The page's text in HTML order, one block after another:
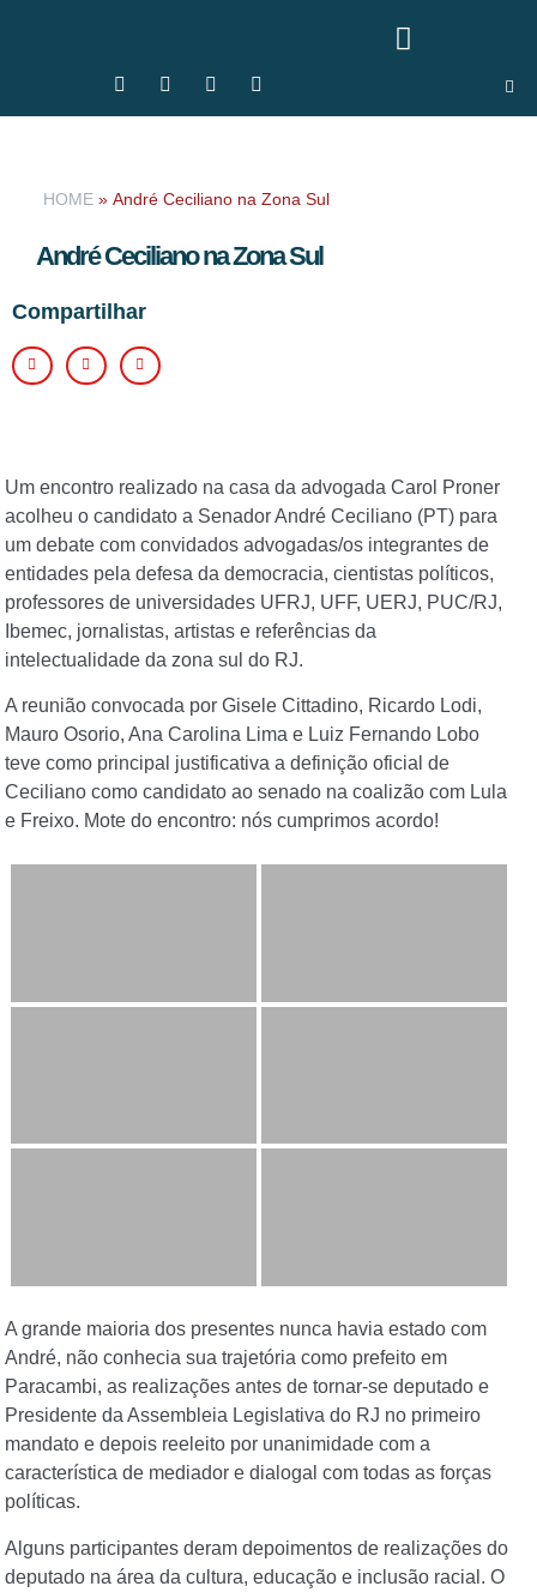
HOME » André Ceciliano na Zona Sul
André Ceciliano na Zona Sul
Compartilhar
Um encontro realizado na casa da advogada Carol Proner
acolheu o candidato a Senador André Ceciliano (PT) para
um debate com convidados advogadas/os integrantes de
entidades pela defesa da democracia, cientistas políticos,
professores de universidades UFRJ, UFF, UERJ, PUC/RJ,
Ibemec, jornalistas, artistas e referências da
intelectualidade da zona sul do RJ.
A reunião convocada por Gisele Cittadino, Ricardo Lodi,
Mauro Osorio, Ana Carolina Lima e Luiz Fernando Lobo
teve como principal justificativa a definição oficial de
Ceciliano como candidato ao senado na coalizão com Lula
e Freixo. Mote do encontro: nós cumprimos acordo!
A grande maioria dos presentes nunca havia estado com
André, não conhecia sua trajetória como prefeito em
Paracambi, as realizações antes de tornar-se deputado e
Presidente da Assembleia Legislativa do RJ no primeiro
mandato e depois reeleito por unanimidade com a
característica de mediador e dialogal com todas as forças
políticas.
Alguns participantes deram depoimentos de realizações do
deputado na área da cultura, educação e inclusão racial. O